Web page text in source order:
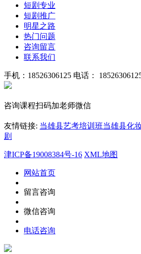
短剧专业
短剧推广
明星之路
热门问题
咨询留言
联系我们
手机：18526306125 电话：
咨询课程扫码加老师微信
友情链接: 当雄县艺考培训班当雄县化
剧
津ICP备19008384号-16 XML地图
网站首页
留言咨询
微信咨询
电话咨询